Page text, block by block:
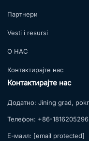
Партнери
Vesti i resursi
О НАС
Контактирајте нас
Контактирајте нас
Додатно: Jining grad,
Телефон: +86-
Е-маил: [email protected]